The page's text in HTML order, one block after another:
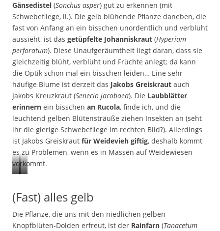
Gänsedistel (Sonchus asper) gut zu erkennen (mit
Schwebefliege, li.). Die gelb blühende Pflanze daneben, die
fast von Anfang an ein bisschen unordentlich und verblüht
aussieht, ist das getüpfelte Johanniskraut (Hyperiam
perforatum). Diese Unaufgeräumtheit liegt daran, dass sie
gleichzeitig blüht, verblüht und Früchte anlegt; da kann
die Optik schon mal ein bisschen leiden… Eine sehr
häufige Blume ist derzeit das Jakobs Greiskraut auch
Jakobs Kreuzkraut (Senecio jacobaea). Die Laubblätter
erinnern ein bisschen an Rucola, finde ich, und die
leuchtend gelben Blütensträuße ziehen Insekten an (seht
ihr die gierige Schwebefliege im rechten Bild?). Allerdings
ist Jakobs Greiskraut für Weidevieh giftig, deshalb kommt
es zu Problemen, wenn es in Massen auf Weidewiesen
vorkommt.
G
n
s
J
k
(Fast) alles gelb
Die Pflanze, die uns mit den niedlichen gelben
Knopfblüten-Dolden erfreut, ist der Rainfarn (Tanacetum